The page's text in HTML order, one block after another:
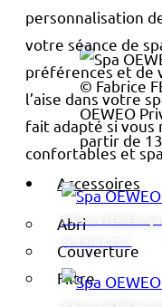
© Fabrice
OEWEO
partir de
Accessoires
Abri
Couverture
Filtre
personnalisation
votre séance de
préférences et de
l’aise dans votre
fait adapté si
confortables et
© Fabrice FERRER -